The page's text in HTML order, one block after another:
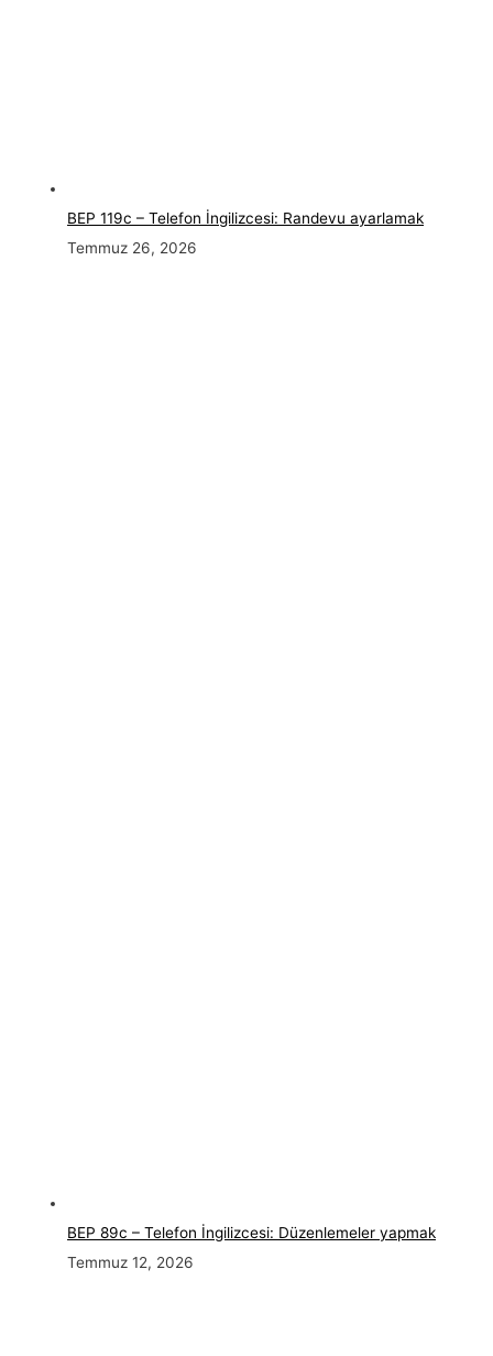
BEP 119c – Telefon İngilizcesi: Randevu ayarlamak
Temmuz 26, 2026
BEP 89c – Telefon İngilizcesi: Düzenlemeler yapmak
Temmuz 12, 2026